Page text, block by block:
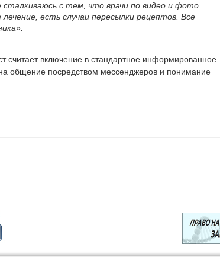
сталкиваюсь с тем, что врачи по видео и фото
есть случаи пересылки рецептов. Все
включение в стандартное информированное
общение посредством мессенджеров и понимание